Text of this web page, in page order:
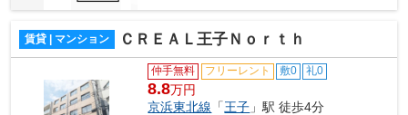
賃貸 | マンション ＣＲＥＡＬ王子Ｎｏｒｔｈ
仲手無料 フリーレント 敷0 礼0
8.8万円
京浜東北線 「王子 」駅 徒歩4分